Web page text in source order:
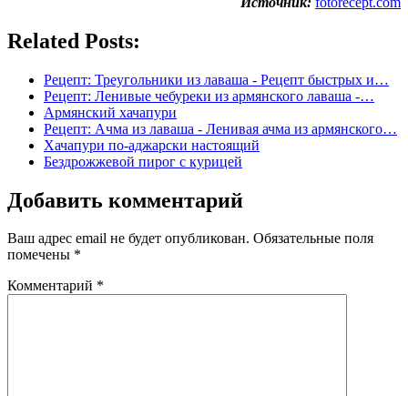
Related Posts:
Рецепт: Треугольники из лаваша - Рецепт быстрых и…
Рецепт: Ленивые чебуреки из армянского лаваша -…
Армянский хачапури
Рецепт: Ачма из лаваша - Ленивая ачма из армянского…
Хачапури по-аджарски настоящий
Бездрожжевой пирог с курицей
Добавить комментарий
Ваш адрес email не будет опубликован. Обязательные поля
помечены *
Комментарий *